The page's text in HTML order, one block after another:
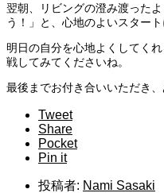
翌朝、リビングの澄み渡った
う！」と、心地のよいスタート
明日の自分を心地よくしてく
戦してみてくださいね。
最後までお付き合いいただき
Tweet
Share
Pocket
Pin it
投稿者: Nami Sasaki